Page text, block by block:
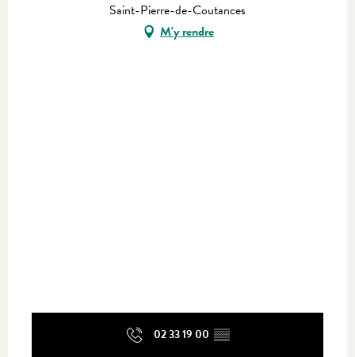
Saint-Pierre-de-Coutances
M'y rendre
02 33 19 00 ▒▒